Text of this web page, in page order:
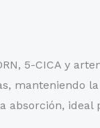
5-CICA y
manteniendo
absorción,